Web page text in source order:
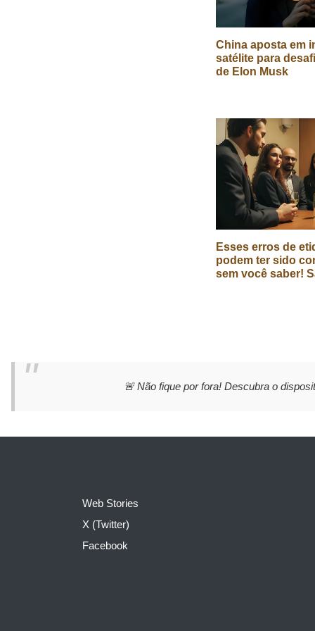
China aposta em
satélite para
de Elon Musk
Esses erros de
podem ter sido
sem você saber!
🚨 Não fique por fora! Descubra o
Web Stories
X (Twitter)
Facebook